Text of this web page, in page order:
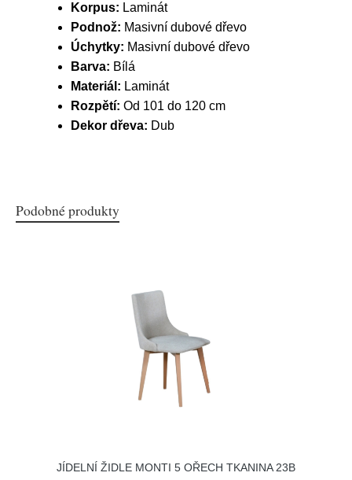
Korpus: Laminát
Podnož: Masivní dubové dřevo
Úchytky: Masivní dubové dřevo
Barva: Bílá
Materiál: Laminát
Rozpětí: Od 101 do 120 cm
Dekor dřeva: Dub
Podobné produkty
JÍDELNÍ ŽIDLE MONTI 5 OŘECH TKANINA 23B